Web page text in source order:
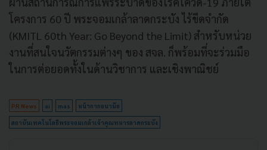
โครงการ 60 ปี พระจอมเกล้าลาดกระบัง ไร้ขีดจำกัด
(KMITL 60th Year: Go Beyond the Limit) สำหรับหน่วย
งานที่สนใจนวัตกรรมต่างๆ ของ สจล. ก็พร้อมที่จะร่วมมือ
ในการต่อยอดทั้งในด้านวิชาการ และเชิงพาณิชย์
PR News ai mas หน้ากากอนามัย
สถาบันเทคโนโลยีพระจอมเกล้าเจ้าคุณทหารลาดกระบัง